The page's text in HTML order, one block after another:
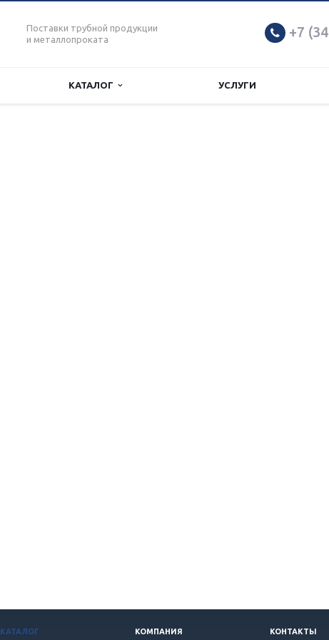
Поставки трубной продукции
и металлопроката
+7
КАТАЛОГ УСЛУГИ
КАТАЛОГ КОМПАНИЯ КОНТАКТЫ